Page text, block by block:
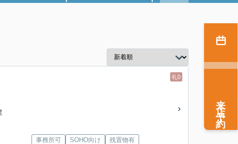
礼0
事務所可 SOHO向け 残置物有
来店予約